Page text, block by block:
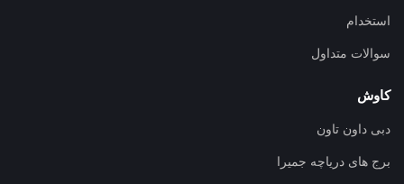
استخدام
سوالات متداول
کاوش
دبی داون تاون
برج های دریاچه جمیرا